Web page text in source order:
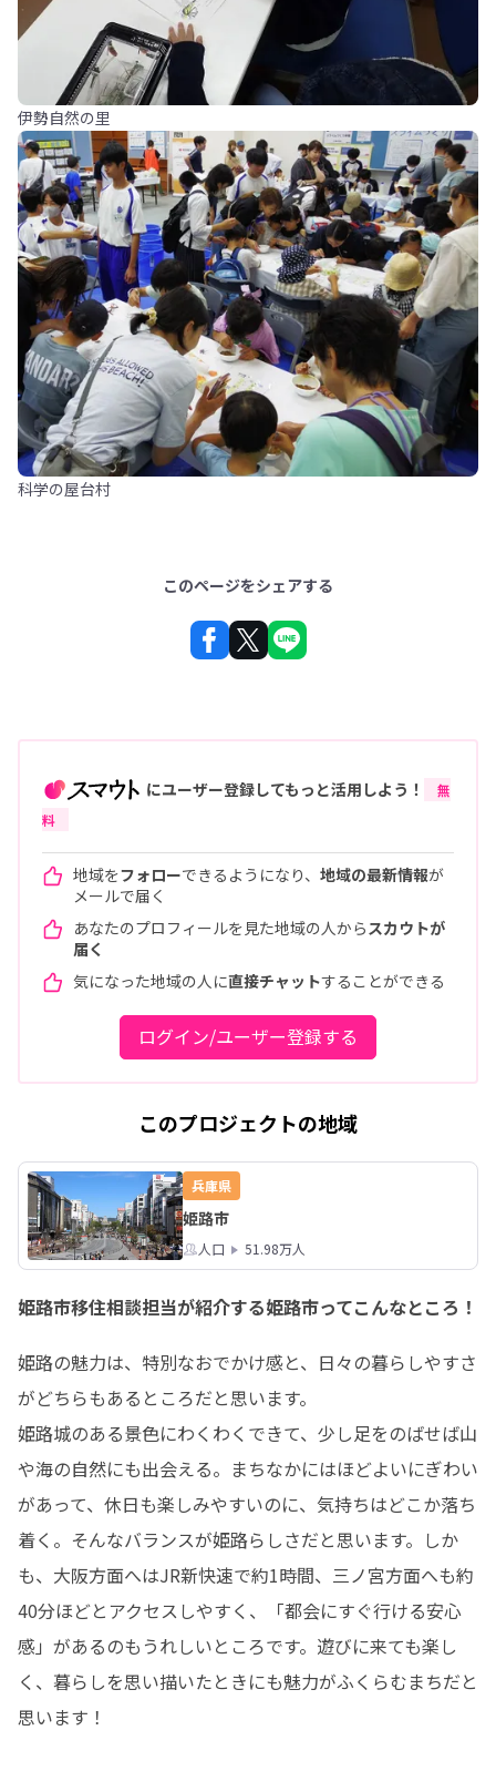
伊勢自然の里
科学の屋台村
このページをシェアする
にユーザー登録してもっと活用しよう！
無
料
地域をフォローできるようになり、 地域の最新情報が
メールで届く
あなたのプロフィールを見た地域の人から スカウトが
届く
気になった地域の人に直接チャットすることができる
ログイン/ユーザー登録する
このプロジェクトの地域
兵庫県
姫路市
人口 51.98万人
姫路市移住相談担当が紹介する姫路市ってこんなところ！
姫路の魅力は、特別なおでかけ感と、日々の暮らしやすさ
がどちらもあるところだと思います。
姫路城のある景色にわくわくできて、少し足をのばせば山
や海の自然にも出会える。まちなかにはほどよいにぎわい
があって、休日も楽しみやすいのに、気持ちはどこか落ち
着く。そんなバランスが姫路らしさだと思います。しか
も、大阪方面へはJR新快速で約1時間、三ノ宮方面へも約
40分ほどとアクセスしやすく、「都会にすぐ行ける安心
感」があるのもうれしいところです。遊びに来ても楽し
く、暮らしを思い描いたときにも魅力がふくらむまちだと
思います！